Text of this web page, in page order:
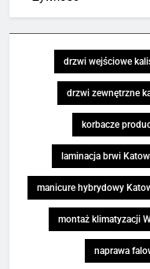
drzwi wejściowe
drzwi zewnętrzne
korbacze
laminacja brwi
manicure hybrydowy
montaż klimatyzacji
naprawa